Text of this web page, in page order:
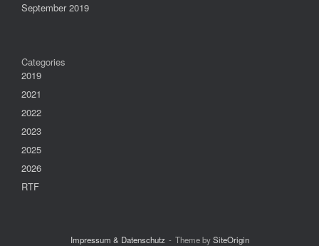
September 2019
Categories
2019
2021
2022
2023
2025
2026
RTF
Impressum & Datenschutz Theme bySiteOrigin